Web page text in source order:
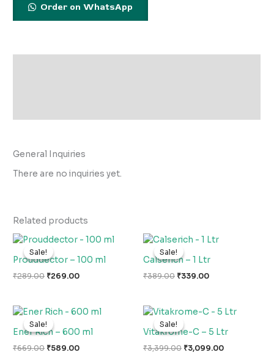
Order on WhatsApp
General Inquiries
There are no inquiries yet.
Related products
Sale!
Sale!
Prouddector – 100 ml
₹289.00
Original
price
was:
₹269.00
Current
is:
Sale!
Sale!
Calserich – 1 Ltr
₹389.00
Original
price
was:
₹339.00
Current
is:
Sale!
Sale!
Ener Rich – 600 ml
₹669.00
Original
price
was:
₹589.00
Current
is:
Sale!
Sale!
Vitakrome-C – 5 Ltr
₹3,399.00
Original
was:
₹3,099.00
Current
is: